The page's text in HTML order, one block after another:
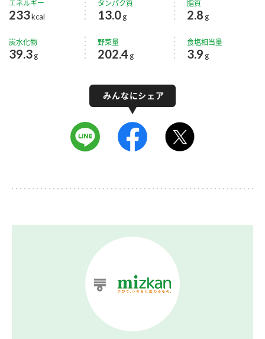
エネルギー
233kcal
タンパク質
13.0g
脂質
2.8 g
炭水化物
39.3g
野菜量
202.4 g
食塩相当量
3.9 g